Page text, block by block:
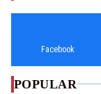
Facebook
POPULAR